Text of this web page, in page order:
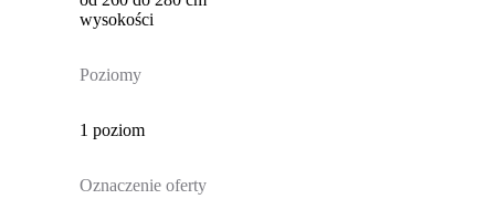
wysokości
Poziomy
1 poziom
Oznaczenie oferty